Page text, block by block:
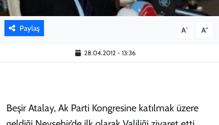
Paylaş A- A+
28.04.2012 - 13:36
Beşir Atalay, Ak Parti Kongresine katılmak üzere